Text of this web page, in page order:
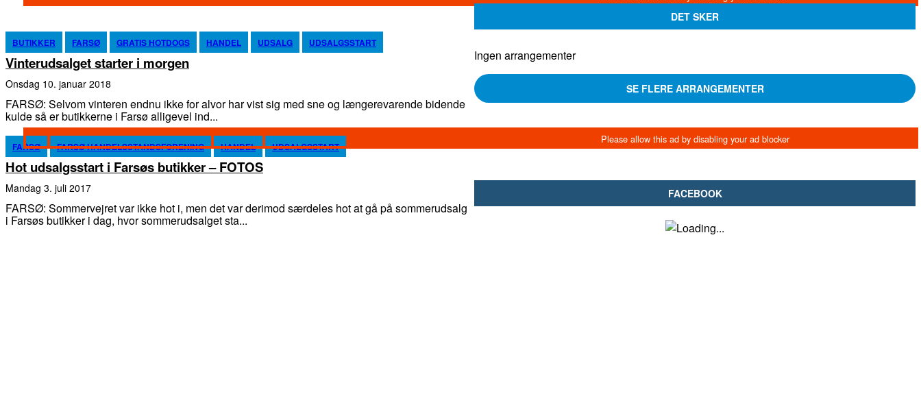
BUTIKKER FARSØ GRATIS HOTDOGS HANDEL UDSALG UDSALGSSTART
Vinterudsalget starter i morgen
onsdag 10. januar 2018
FARSØ: Selvom vinteren endnu ikke for alvor har vist sig med sne og længerevarende bidende
kulde så er butikkerne i Farsø alligevel ind...
FARSØ FARSØ HANDELSSTANDSFORENING HANDEL UDSALGSSTART
Hot udsalgsstart i Farsøs butikker – FOTOS
mandag 3. juli 2017
FARSØ: Sommervejret var ikke hot i, men det var derimod særdeles hot at gå på sommerudsalg
i Farsøs butikker i dag, hvor sommerudsalget sta...
DET SKER
Ingen arrangementer
SE FLERE ARRANGEMENTER
FACEBOOK